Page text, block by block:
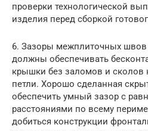
проверки технологической
изделия перед сборкой
6. Зазоры межплиточных швов
должны обеспечивать
крышки без заломов и сколов
петли. Хорошо сделанная
обеспечить умный зазор с
расстояниями по всему
добиться конструкции